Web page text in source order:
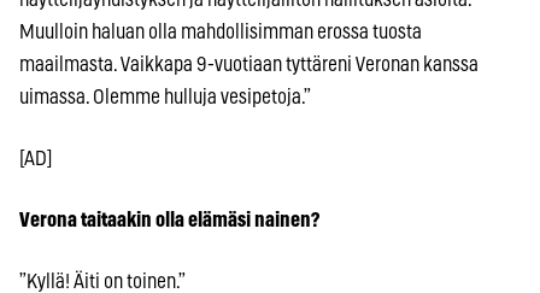
Muulloin haluan olla mahdollisimman erossa tuosta
maailmasta. Vaikkapa 9-vuotiaan tyttäreni Veronan kanssa
uimassa. Olemme hulluja vesipetoja.”
[AD]
Verona taitaakin olla elämäsi nainen?
”Kyllä! Äiti on toinen.”